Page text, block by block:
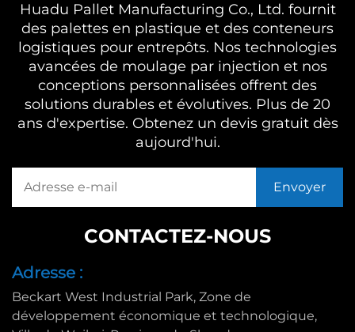
Huadu Pallet Manufacturing Co., Ltd. fournit
des palettes en plastique et des conteneurs
logistiques pour entrepôts. Nos technologies
avancées de moulage par injection et nos
conceptions personnalisées offrent des
solutions durables et évolutives. Plus de 20
ans d'expertise. Obtenez un devis gratuit dès
aujourd'hui.
CONTACTEZ-NOUS
Adresse :
Beckart West Industrial Park, Zone de
développement économique et technologique,